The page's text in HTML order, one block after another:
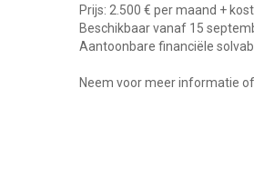
Prijs: 2.500 € per maand +
Beschikbaar vanaf 15
Aantoonbare financiële
Neem voor meer informatie